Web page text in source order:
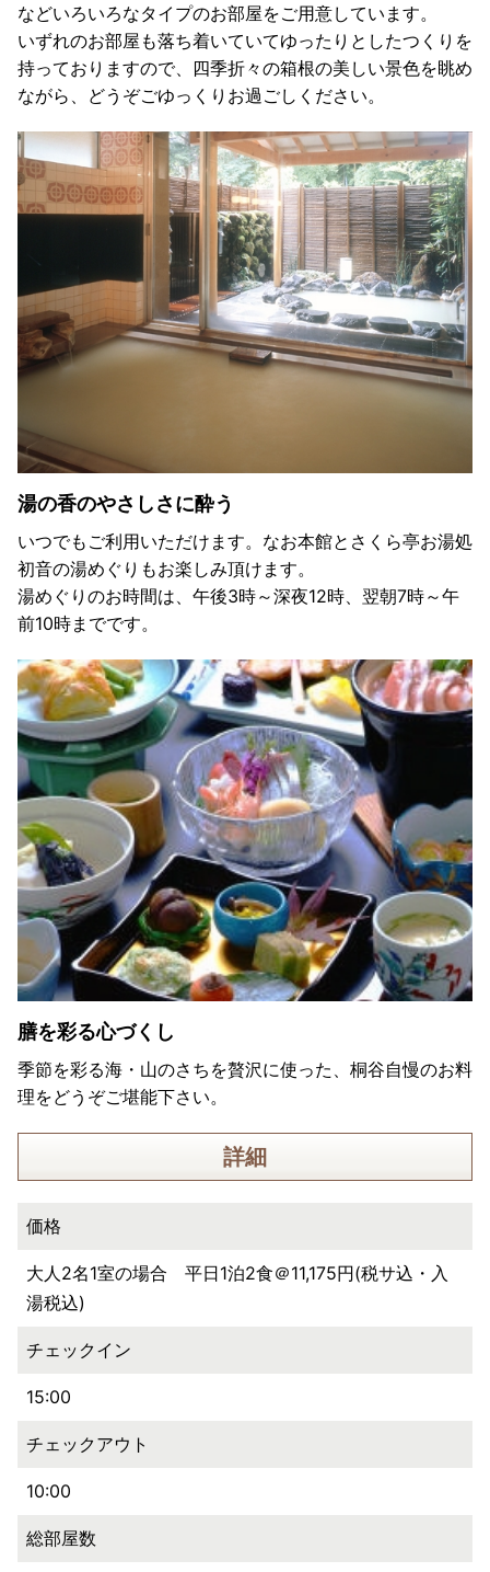
などいろいろなタイプのお部屋をご用意しています。
いずれのお部屋も落ち着いていてゆったりとしたつくりを
持っておりますので、四季折々の箱根の美しい景色を眺め
ながら、どうぞごゆっくりお過ごしください。
湯の香のやさしさに酔う
いつでもご利用いただけます。なお本館とさくら亭お湯処
初音の湯めぐりもお楽しみ頂けます。
湯めぐりのお時間は、午後3時～深夜12時、翌朝7時～午
前10時までです。
膳を彩る心づくし
季節を彩る海・山のさちを贅沢に使った、桐谷自慢のお料
理をどうぞご堪能下さい。
詳細
価格
大人2名1室の場合 平日1泊2食＠11,175円(税サ込・入
湯税込)
チェックイン
15:00
チェックアウト
10:00
総部屋数